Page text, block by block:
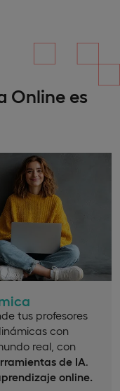
Online es
tus profesores
con
real, con
de IA.
online.